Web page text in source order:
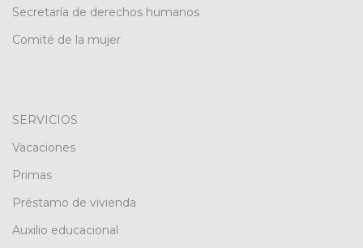
Secretaría de derechos humanos
Comité de la mujer
SERVICIOS
Vacaciones
Primas
Préstamo de vivienda
Auxilio educacional